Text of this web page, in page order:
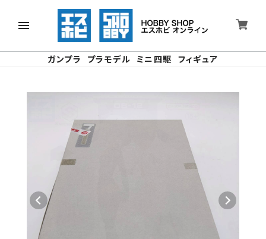
ガンプラ プラモデル ミニ四駆 フィギュア